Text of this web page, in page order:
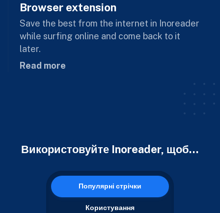
Browser extension
Save the best from the internet in Inoreader
while surfing online and come back to it
later.
Read more
Використовуйте Inoreader, щоб...
Популярні стрічки
Користування